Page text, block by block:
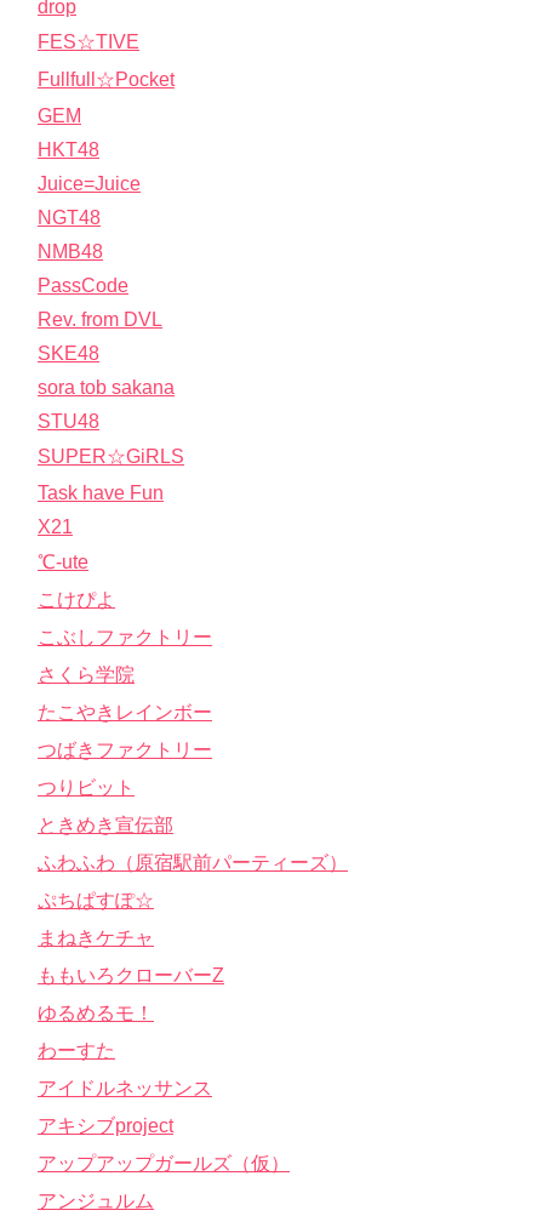
drop
FES☆TIVE
Fullfull☆Pocket
GEM
HKT48
Juice=Juice
NGT48
NMB48
PassCode
Rev. from DVL
SKE48
sora tob sakana
STU48
SUPER☆GiRLS
Task have Fun
X21
℃-ute
こけぴよ
こぶしファクトリー
さくら学院
たこやきレインボー
つばきファクトリー
つりビット
ときめき宣伝部
ふわふわ（原宿駅前パーティーズ）
ぷちぱすぽ☆
まねきケチャ
ももいろクローバーZ
ゆるめるモ！
わーすた
アイドルネッサンス
アキシブproject
アップアップガールズ（仮）
アンジュルム